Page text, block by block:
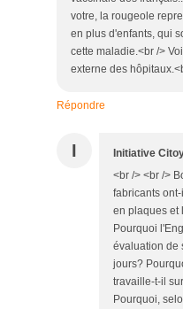
votre, la rougeole
en plus d'enfants, qui
cette maladie.<br />
externe des
Répondre
I Initiative
<br /> <br />
fabricants
en plaques et
Pourquoi
évaluation de
jours?
travaille-t-il
Pourquoi,